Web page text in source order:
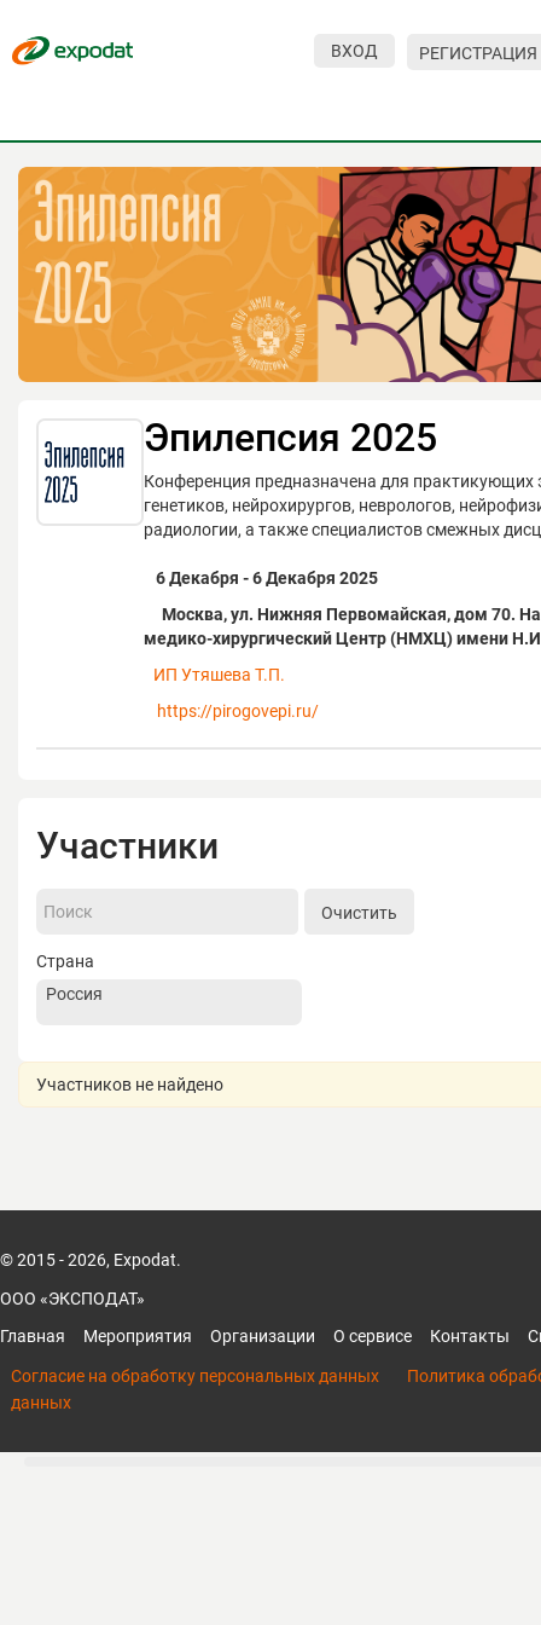
ВХОД РЕГИСТРАЦИЯ
Эпилепсия 2025
Конференция предназначена для практикующих
генетиков, нейрохирургов, неврологов,
радиологии, а также специалистов смежных
6 Декабря - 6 Декабря 2025
Москва, ул. Нижняя Первомайская, дом 70.
медико-хирургический Центр (НМХЦ) имени
ИП Утяшева Т.П.
https://pirogovepi.ru/
Участники
Очистить
Страна
Участников не найдено
© 2015 - 2026, Expodat.
ООО «ЭКСПОДАТ»
Главная
Мероприятия Организации О сервисе Контакты
Согласие на обработку персональных данных
Политика
данных
О сервисе
Организациям
Контакты
Организаторам
Посетителям